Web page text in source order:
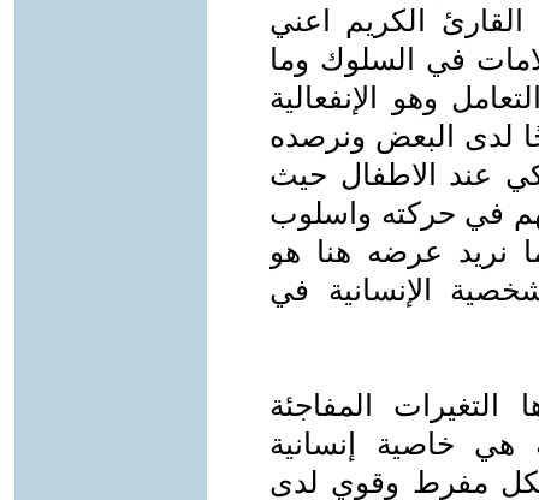
القارئ الكريم اعني
في السلوك وما
وهو الإنفعالية
لدى البعض ونرصده
عند الاطفال حيث
في حركته واسلوب
ما نريد عرضه هنا هو
الإنسانية في
التغيرات المفاجئة
هي خاصية إنسانية
مفرط وقوي لدى